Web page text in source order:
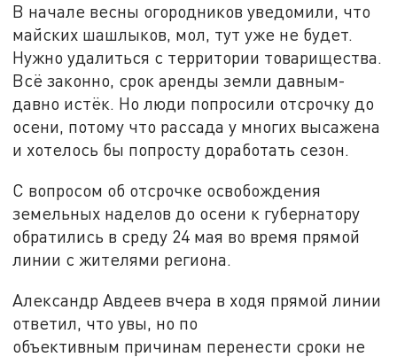
В начале весны огородников уведомили, что
майских шашлыков, мол, тут уже не будет.
Нужно удалиться с территории товарищества.
Всё законно, срок аренды земли давным-
давно истёк. Но люди попросили отсрочку до
осени, потому что рассада у многих высажена
и хотелось бы попросту доработать сезон.
С вопросом об отсрочке освобождения
земельных наделов до осени к губернатору
обратились в среду 24 мая во время прямой
линии с жителями региона.
Александр Авдеев вчера в ходя прямой линии
ответил, что увы, но по
объективным причинам перенести сроки не